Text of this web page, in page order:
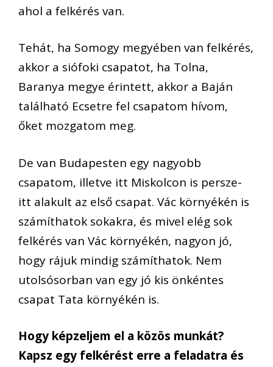
ahol a felkérés van.
Tehát, ha Somogy megyében van felkérés,
akkor a siófoki csapatot, ha Tolna,
Baranya megye érintett, akkor a Baján
található Ecsetre fel csapatom hívom,
őket mozgatom meg.
De van Budapesten egy nagyobb
csapatom, illetve itt Miskolcon is persze-
itt alakult az első csapat. Vác környékén is
számíthatok sokakra, és mivel elég sok
felkérés van Vác környékén, nagyon jó,
hogy rájuk mindig számíthatok. Nem
utolsósorban van egy jó kis önkéntes
csapat Tata környékén is.
Hogy képzeljem el a közös munkát?
Kapsz egy felkérést erre a feladatra és